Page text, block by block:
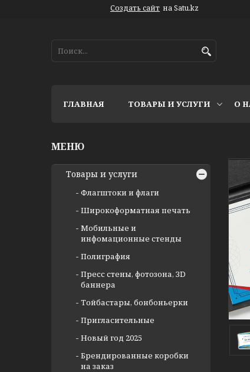
Создать сайт на Satu.kz
ГЛАВНАЯ ТОВАРЫ И УСЛУГИ О
Товары и услуги
Флагштоки и флаги
Широкоформатная печать
Мобильные и
инфомационные стенды
Полиграфия
Пресс стены, фотозона, ЗD
баннера
Тойбастары, бонбоньерки
Пригласительные
Новый год 2025
Брендированные коробки
на заказ